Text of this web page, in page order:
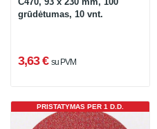
grūdėtumas, 10 vnt.
3,63 € su PVM
PRISTATYMAS PER 1 D.D.